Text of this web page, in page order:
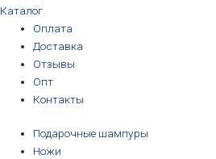
Каталог
Оплата
Доставка
Отзывы
Опт
Контакты
Подарочные шампуры
Ножи